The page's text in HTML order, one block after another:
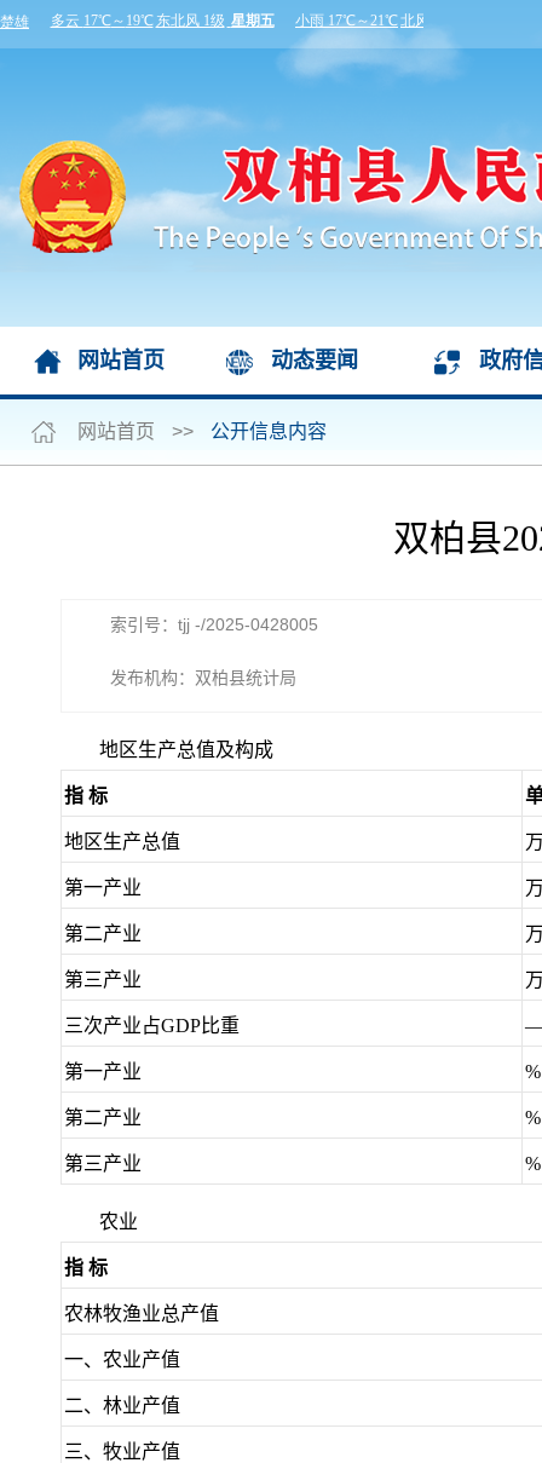
网站首页 动态要闻 政府
网站首页 >> 公开信息内容
双柏县
索引号：tjj -/2025-0428005
发布机构：双柏县统计局
地区生产总值及构成
指 标
地区生产总值
第一产业
第二产业
第三产业
三次产业占GDP比重
第一产业 %
第二产业 %
第三产业 %
农业
指 标
农林牧渔业总产值
一、农业产值
二、林业产值
三、牧业产值